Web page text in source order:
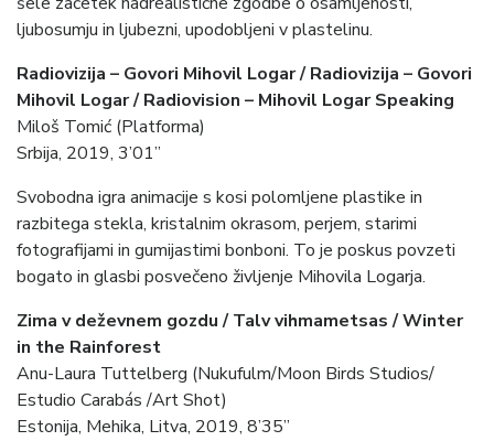
ljubosumju in ljubezni, upodobljeni v plastelinu.
Radiovizija – Govori Mihovil Logar / Radiovizija – Govori
Mihovil Logar / Radiovision – Mihovil Logar Speaking
Miloš Tomić (Platforma)
Srbija, 2019, 3’01”
Svobodna igra animacije s kosi polomljene plastike in
razbitega stekla, kristalnim okrasom, perjem, starimi
fotografijami in gumijastimi bonboni. To je poskus povzeti
bogato in glasbi posvečeno življenje Mihovila Logarja.
Zima v deževnem gozdu / Talv vihmametsas /Winter
in the Rainforest
Anu-Laura Tuttelberg (Nukufulm/Moon Birds Studios/
Estudio Carabás /Art Shot)
Estonija, Mehika, Litva, 2019, 8’35”